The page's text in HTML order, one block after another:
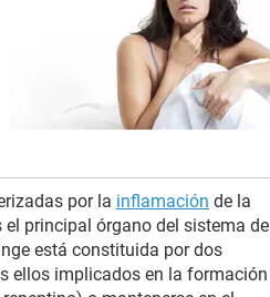
por la inflamación de la
el principal órgano del sistema de
está constituida por dos
ellos implicados en la formación